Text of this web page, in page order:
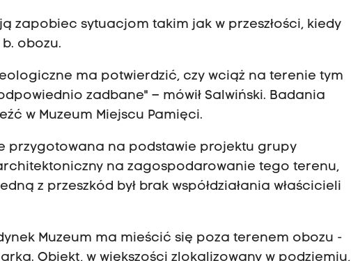
zapobiec sytuacjom takim jak w przeszłości, kiedy
obozu.
ma potwierdzić, czy wciąż na terenie tym
zadbane" – mówił Salwiński. Badania
w Muzeum Miejscu Pamięci.
przygotowana na podstawie projektu grupy
na zagospodarowanie tego terenu,
z przeszkód był brak współdziałania właścicieli
Muzeum ma mieścić się poza terenem obozu -
Obiekt, w większości zlokalizowany w podziemiu,